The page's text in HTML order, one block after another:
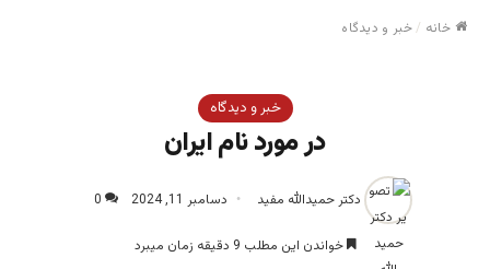
خانه /خبر و دیدگاه
خبر و دیدگاه
در مورد نام ایران
دکتر حمیدالله مفید دسامبر 11, 2024 0
خواندن این مطلب 9 دقیقه زمان میبرد